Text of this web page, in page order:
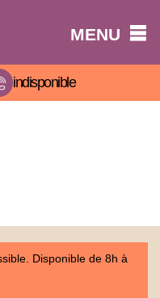
MENU
indisponible
Disponible de 8h à